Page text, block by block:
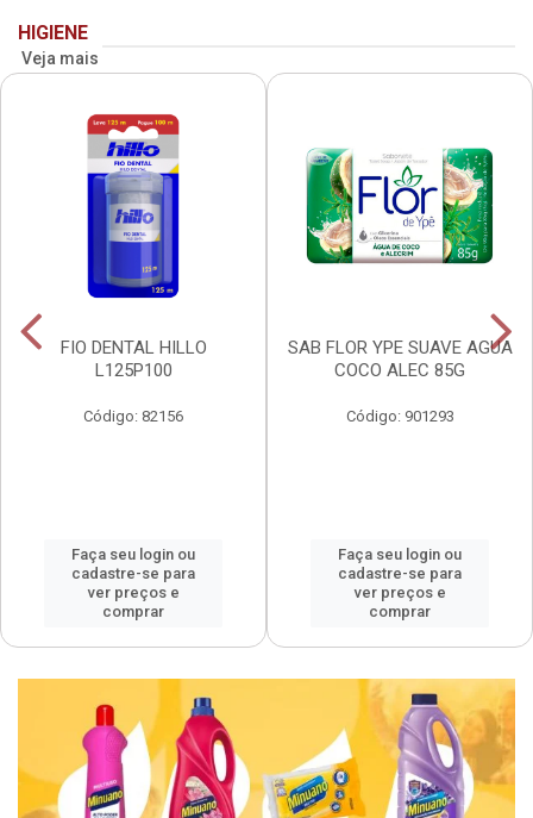
HIGIENE
Veja mais
FIO DENTAL HILLO
L125P100
Código: 82156
Faça seu login ou
cadastre-se para
ver preços e
comprar
SAB FLOR YPE SUAVE AGUA
COCO ALEC 85G
Código: 901293
Faça seu login ou
cadastre-se para
ver preços e
comprar